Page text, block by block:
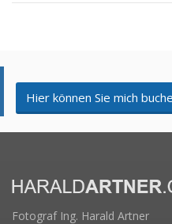
Hier können Sie mich
Fotograf Ing. Harald Artner